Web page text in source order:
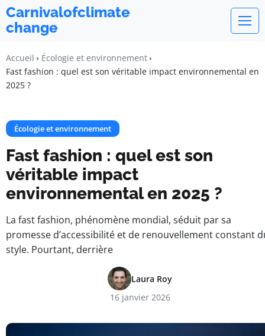
Carnivalofclimate
change
Accueil
Écologie et environnement
Fast fashion : quel est son véritable impact environnemental en
2025 ?
Écologie et environnement
Fast fashion : quel est son
véritable impact
environnemental en 2025 ?
La fast fashion, phénomène mondial, séduit par sa
promesse d’accessibilité et de renouvellement constant
style. Pourtant, derrière
Laura Roy
16 janvier 2026